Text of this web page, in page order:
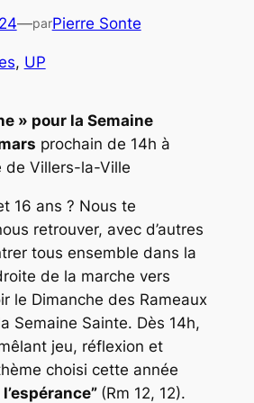
—parPierre Sonte
, UP
» pour la Semaine
prochain de 14h à
de Villers-la-Ville
16 ans ? Nous te
retrouver, avec d’autres
tous ensemble dans la
de la marche vers
le Dimanche des Rameaux
Semaine Sainte. Dès 14h,
jeu, réflexion et
choisi cette année
(Rm 12, 12).